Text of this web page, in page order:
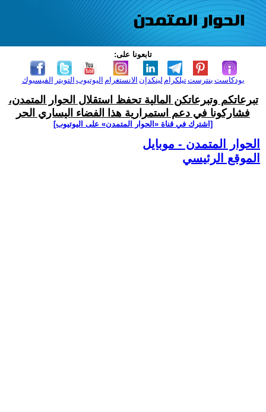
تابعونا على:
الفيسبوك التويتر اليوتيوب الانستغرام لينكدإن تيلكرامبنترست بودكاست
تبرعاتكم وتبرعاتكن المالية تحفظ استقلال الحوار المتمدن،
فشاركونا في دعم استمرارية هذا الفضاء اليساري الحر
[اشترك في قناة ‫«الحوار المتمدن» على اليوتيوب]
الحوار المتمدن - موبايل
الموقع الرئيسي